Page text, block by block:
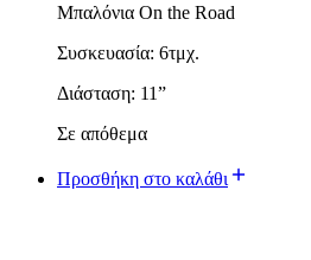
Μπαλόνια On the Road
Συσκευασία: 6τμχ.
Διάσταση: 11”
Σε απόθεμα
Προσθήκη στο καλάθι